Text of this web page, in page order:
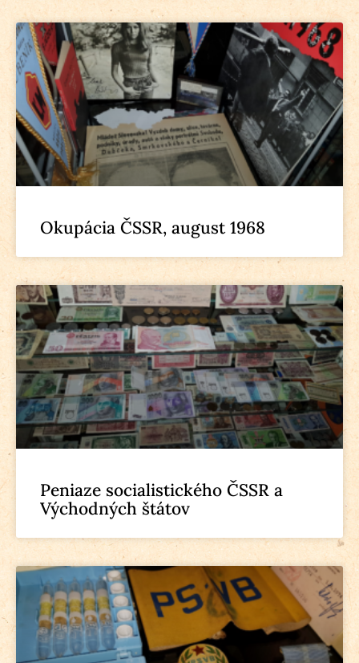
Okupácia ČSSR, august 1968
Peniaze socialistického ČSSR a
Východných štátov